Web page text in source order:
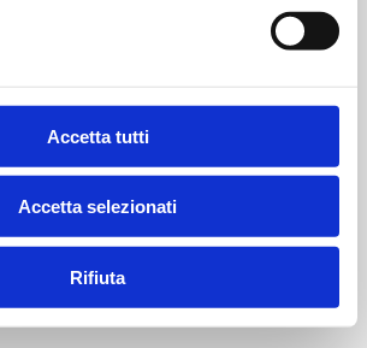
Accetta tutti
Accetta selezionati
Rifiuta